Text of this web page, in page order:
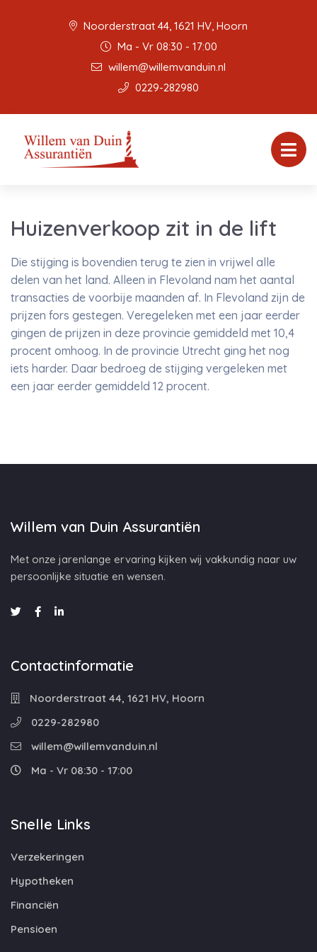
Noorderstraat 44, 1621 HV, Hoorn
Ma - Vr 08:30 - 17:00
willem@willemvanduin.nl
0229-282980
Huizenverkoop zit in de lift
Die stijging is bovendien terug te zien in vrijwel alle
delen van het land. Alleen in Flevoland nam het aantal
transacties de voorbije maanden af. In Flevoland zijn de
prijzen fors gestegen. Veregeleken met een jaar eerder
gingen de prijzen in deze provincie gemiddeld met 10,4
procent omhoog. In de provincie Utrecht ging het nog
iets harder. Daar bedroeg de stijging vergeleken met
een jaar eerder gemiddeld 12 procent.
Willem van Duin Assurantiën
Met onze jarenlange ervaring kijken wij vakkundig naar uw
persoonlijke situatie en wensen.
Contactinformatie
Noorderstraat 44, 1621 HV, Hoorn
0229-282980
willem@willemvanduin.nl
Ma - Vr 08:30 - 17:00
Snelle Links
Verzekeringen
Hypotheken
Financiën
Pensioen